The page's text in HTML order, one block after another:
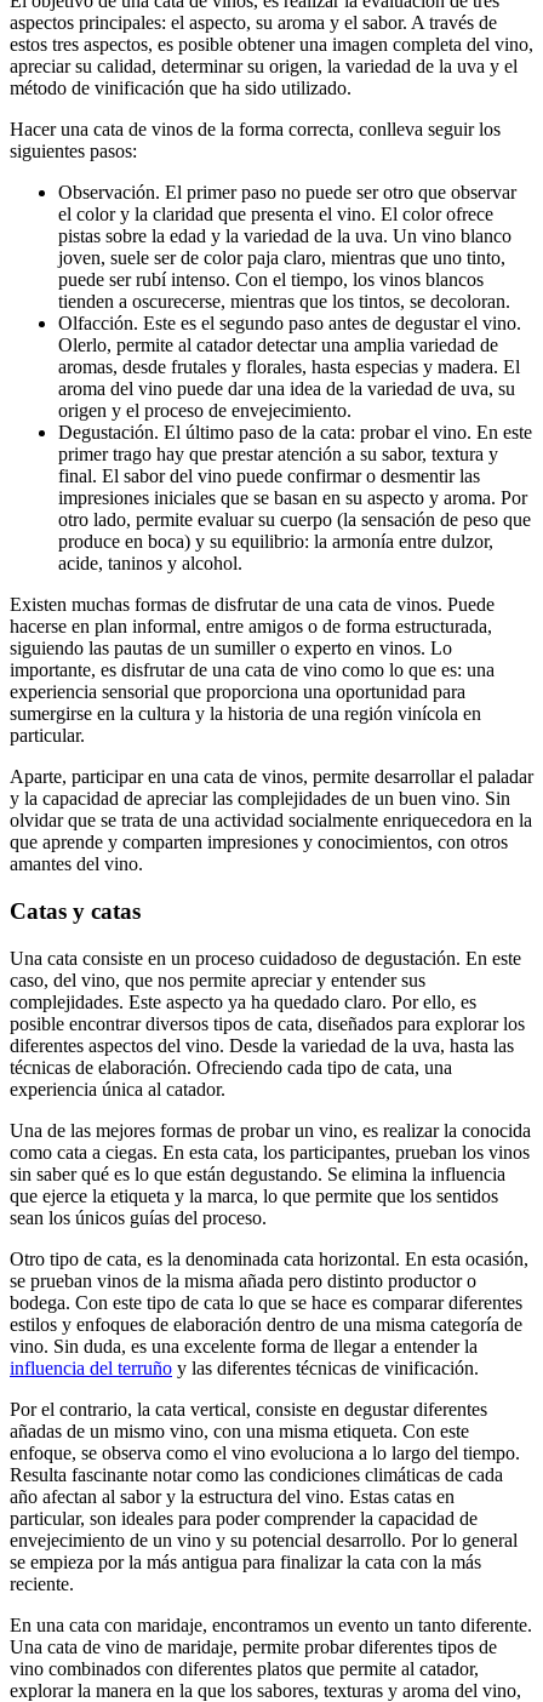
aspectos principales: el aspecto, su aroma y el sabor. A través de
estos tres aspectos, es posible obtener una imagen completa del vino,
apreciar su calidad, determinar su origen, la variedad de la uva y el
método de vinificación que ha sido utilizado.
Hacer una cata de vinos de la forma correcta, conlleva seguir los
siguientes pasos:
Observación. El primer paso no puede ser otro que observar
el color y la claridad que presenta el vino. El color ofrece
pistas sobre la edad y la variedad de la uva. Un vino blanco
joven, suele ser de color paja claro, mientras que uno tinto,
puede ser rubí intenso. Con el tiempo, los vinos blancos
tienden a oscurecerse, mientras que los tintos, se decoloran.
Olfacción. Este es el segundo paso antes de degustar el vino.
Olerlo, permite al catador detectar una amplia variedad de
aromas, desde frutales y florales, hasta especias y madera. El
aroma del vino puede dar una idea de la variedad de uva, su
origen y el proceso de envejecimiento.
Degustación. El último paso de la cata: probar el vino. En este
primer trago hay que prestar atención a su sabor, textura y
final. El sabor del vino puede confirmar o desmentir las
impresiones iniciales que se basan en su aspecto y aroma. Por
otro lado, permite evaluar su cuerpo (la sensación de peso que
produce en boca) y su equilibrio: la armonía entre dulzor,
acide, taninos y alcohol.
Existen muchas formas de disfrutar de una cata de vinos. Puede
hacerse en plan informal, entre amigos o de forma estructurada,
siguiendo las pautas de un sumiller o experto en vinos. Lo
importante, es disfrutar de una cata de vino como lo que es: una
experiencia sensorial que proporciona una oportunidad para
sumergirse en la cultura y la historia de una región vinícola en
particular.
Aparte, participar en una cata de vinos, permite desarrollar el paladar
y la capacidad de apreciar las complejidades de un buen vino. Sin
olvidar que se trata de una actividad socialmente enriquecedora en la
que aprende y comparten impresiones y conocimientos, con otros
amantes del vino.
Catas y catas
Una cata consiste en un proceso cuidadoso de degustación. En este
caso, del vino, que nos permite apreciar y entender sus
complejidades. Este aspecto ya ha quedado claro. Por ello, es
posible encontrar diversos tipos de cata, diseñados para explorar los
diferentes aspectos del vino. Desde la variedad de la uva, hasta las
técnicas de elaboración. Ofreciendo cada tipo de cata, una
experiencia única al catador.
Una de las mejores formas de probar un vino, es realizar la conocida
como cata a ciegas. En esta cata, los participantes, prueban los vinos
sin saber qué es lo que están degustando. Se elimina la influencia
que ejerce la etiqueta y la marca, lo que permite que los sentidos
sean los únicos guías del proceso.
Otro tipo de cata, es la denominada cata horizontal. En esta ocasión,
se prueban vinos de la misma añada pero distinto productor o
bodega. Con este tipo de cata lo que se hace es comparar diferentes
estilos y enfoques de elaboración dentro de una misma categoría de
vino. Sin duda, es una excelente forma de llegar a entender la
influencia del terruño y las diferentes técnicas de vinificación.
Por el contrario, la cata vertical, consiste en degustar diferentes
añadas de un mismo vino, con una misma etiqueta. Con este
enfoque, se observa como el vino evoluciona a lo largo del tiempo.
Resulta fascinante notar como las condiciones climáticas de cada
año afectan al sabor y la estructura del vino. Estas catas en
particular, son ideales para poder comprender la capacidad de
envejecimiento de un vino y su potencial desarrollo. Por lo general
se empieza por la más antigua para finalizar la cata con la más
reciente.
En una cata con maridaje, encontramos un evento un tanto diferente.
Una cata de vino de maridaje, permite probar diferentes tipos de
vino combinados con diferentes platos que permite al catador,
explorar la manera en la que los sabores, texturas y aroma del vino,